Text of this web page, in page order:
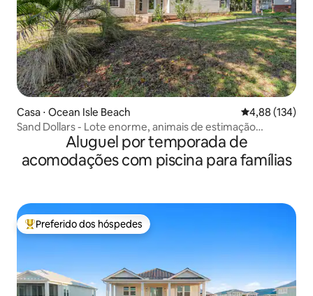
Casa ⋅ Ocean Isle Beach 4,88 de uma
4,88 (134)
Sand Dollars - Lote enorme, animais de estimação
permitidos, estacionamento para barcos
Aluguel por temporada de
acomodações com piscina para famílias
Entre os melhores preferidos dos hóspedes
Preferido dos hóspedes